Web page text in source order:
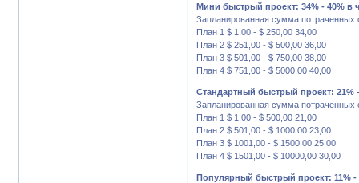
Мини быстрый проект: 34% - 40% в
Запланированная сумма
План 1 $ 1,00 - $ 250,00 34,00
План 2 $ 251,00 - $ 500,00 36,00
План 3 $ 501,00 - $ 750,00 38,00
План 4 $ 751,00 - $ 5000,00 40,00
Стандартный быстрый проект: 21%
Запланированная сумма
План 1 $ 1,00 - $ 500,00 21,00
План 2 $ 501,00 - $ 1000,00 23,00
План 3 $ 1001,00 - $ 1500,00 25,00
План 4 $ 1501,00 - $ 10000,00 30,00
Популярный быстрый проект: 11% -